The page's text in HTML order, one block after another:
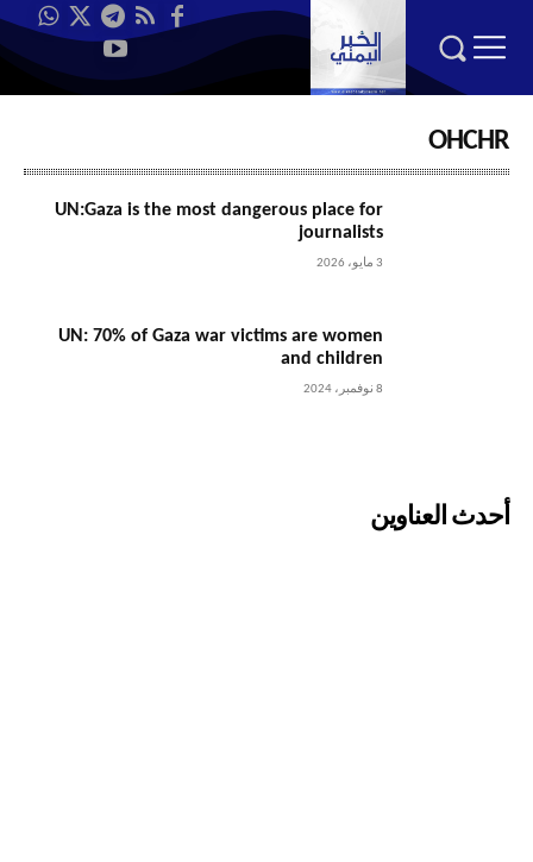
OHCHR
UN:Gaza is the most dangerous place for
journalists
3 مايو، 2026
UN: 70% of Gaza war victims are women
and children
8 نوفمبر، 2024
أحدث العناوين